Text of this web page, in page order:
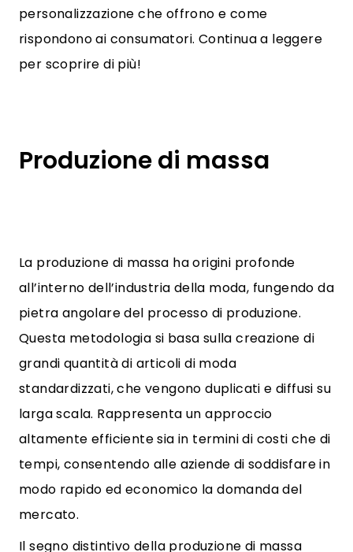
personalizzazione che offrono e come
rispondono ai consumatori. Continua a leggere
per scoprire di più!
Produzione di massa
La produzione di massa ha origini profonde
all’interno dell’industria della moda, fungendo da
pietra angolare del processo di produzione.
Questa metodologia si basa sulla creazione di
grandi quantità di articoli di moda
standardizzati, che vengono duplicati e diffusi su
larga scala. Rappresenta un approccio
altamente efficiente sia in termini di costi che di
tempi, consentendo alle aziende di soddisfare in
modo rapido ed economico la domanda del
mercato.
Il segno distintivo della produzione di massa